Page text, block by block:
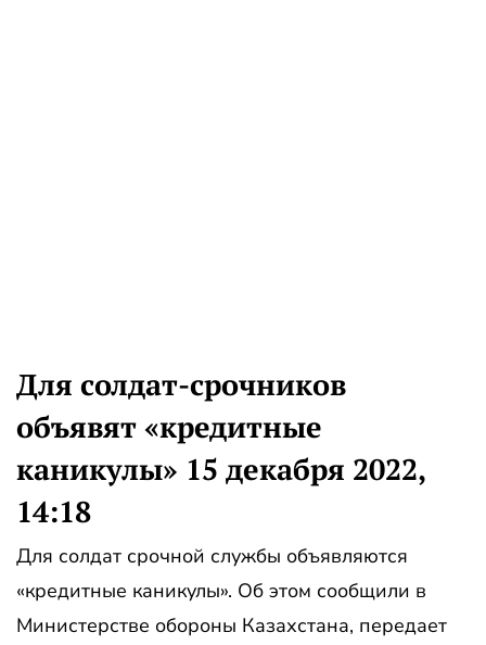
Для солдат-срочников
объявят «кредитные
каникулы» 15 декабря 2022,
14:18
Для солдат срочной службы объявляются
«кредитные каникулы». Об этом сообщили в
Министерстве обороны Казахстана, передает